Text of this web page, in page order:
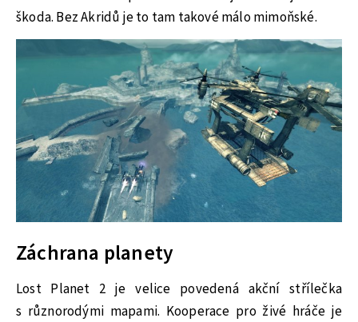
škoda. Bez Akridů je to tam takové málo mimoňské.
Záchrana planety
Lost Planet 2 je velice povedená akční střílečka
s různorodými mapami. Kooperace pro živé hráče je